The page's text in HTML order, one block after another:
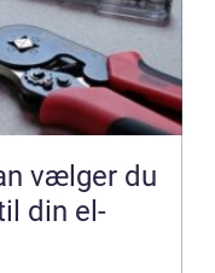
din el-